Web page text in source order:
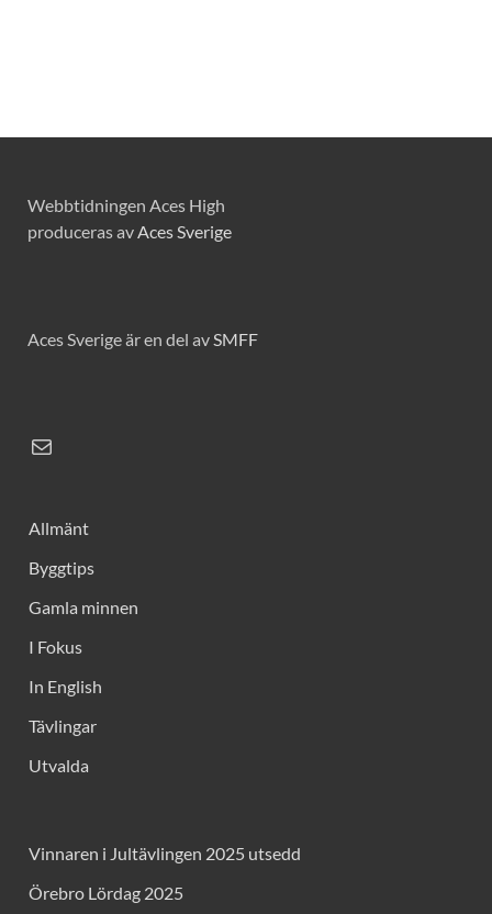
Webbtidningen Aces High
produceras avAces Sverige
Aces Sverige är en del avSMFF
Allmänt
Byggtips
Gamla minnen
I Fokus
In English
Tävlingar
Utvalda
Vinnaren i Jultävlingen 2025 utsedd
Örebro Lördag 2025